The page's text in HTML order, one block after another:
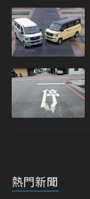
熱門新聞